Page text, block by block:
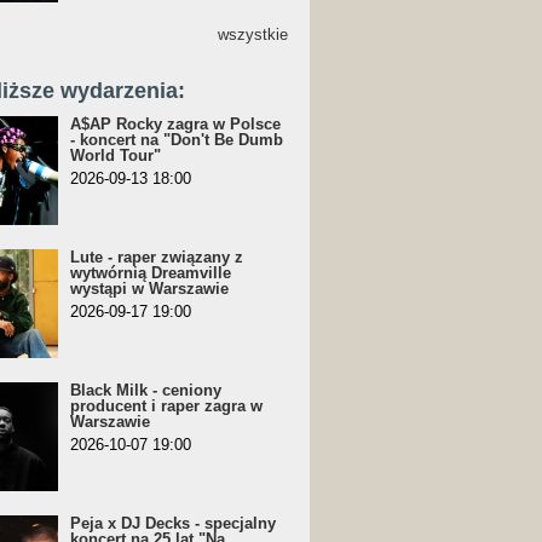
wszystkie
wydarzenia:
A$AP Rocky zagra w Polsce
- koncert na "Don't Be Dumb
World Tour"
2026-09-13 18:00
Lute - raper związany z
wytwórnią Dreamville
wystąpi w Warszawie
2026-09-17 19:00
Black Milk - ceniony
producent i raper zagra w
Warszawie
2026-10-07 19:00
Peja x DJ Decks - specjalny